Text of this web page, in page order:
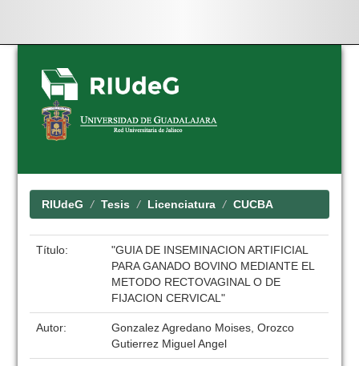
Skip
navigation
RIUdeG Tesis Licenciatura CUCBA
Título:
"GUIA DE INSEMINACION ARTIFICIAL
PARA GANADO BOVINO MEDIANTE EL
METODO RECTOVAGINAL O DE
FIJACION CERVICAL"
Autor:
Gonzalez Agredano Moises, Orozco
Gutierrez Miguel Angel